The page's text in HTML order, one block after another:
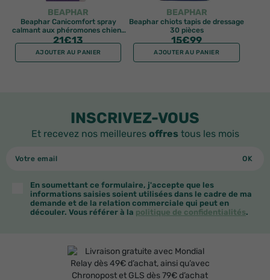
BEAPHAR
Beaphar Canicomfort spray
calmant aux phéromones chiens
et chiots 60ml
21€13
AJOUTER AU PANIER
BEAPHAR
Beaphar chiots tapis de dressage
30 pièces
15€99
AJOUTER AU PANIER
INSCRIVEZ-VOUS
Et recevez nos meilleures offrestous les mois
En soumettant ce formulaire, j'accepte que les
informations saisies soient utilisées dans le cadre de ma
demande et de la relation commerciale qui peut en
découler. Vous référer à la politique de confidentialités.